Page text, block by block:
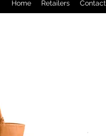
Home Retailers Contact